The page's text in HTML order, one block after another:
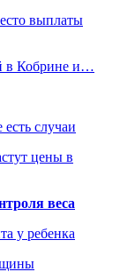
выплаты
в Кобрине и…
случаи
цены в
веса
у ребенка